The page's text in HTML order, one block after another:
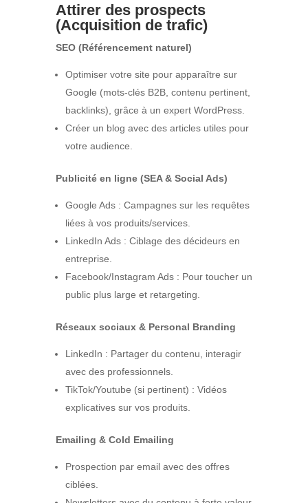
Attirer des prospects
(Acquisition de trafic)
SEO (Référencement naturel)
Optimiser votre site pour apparaître sur
Google (mots-clés B2B, contenu pertinent,
backlinks), grâce à un expert WordPress.
Créer un blog avec des articles utiles pour
votre audience.
Publicité en ligne (SEA & Social Ads)
Google Ads : Campagnes sur les requêtes
liées à vos produits/services.
LinkedIn Ads : Ciblage des décideurs en
entreprise.
Facebook/Instagram Ads : Pour toucher un
public plus large et retargeting.
Réseaux sociaux & Personal Branding
LinkedIn : Partager du contenu, interagir
avec des professionnels.
TikTok/Youtube (si pertinent) : Vidéos
explicatives sur vos produits.
Emailing & Cold Emailing
Prospection par email avec des offres
ciblées.